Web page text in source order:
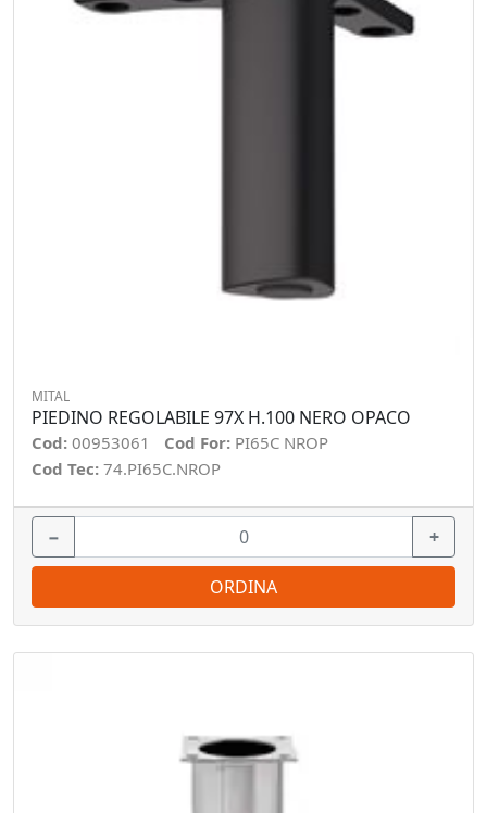
MITAL
PIEDINO REGOLABILE 97X H.100 NERO OPACO
Cod: 00953061 Cod For: PI65C NROP
Cod Tec: 74.PI65C.NROP
− +
ORDINA